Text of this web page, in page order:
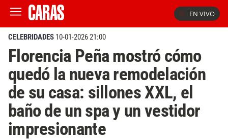
EN VIVO
CELEBRIDADES 10-01-2026 21:00
Florencia Peña mostró cómo
quedó la nueva remodelación
de su casa: sillones XXL, el
baño de un spa y un vestidor
impresionante